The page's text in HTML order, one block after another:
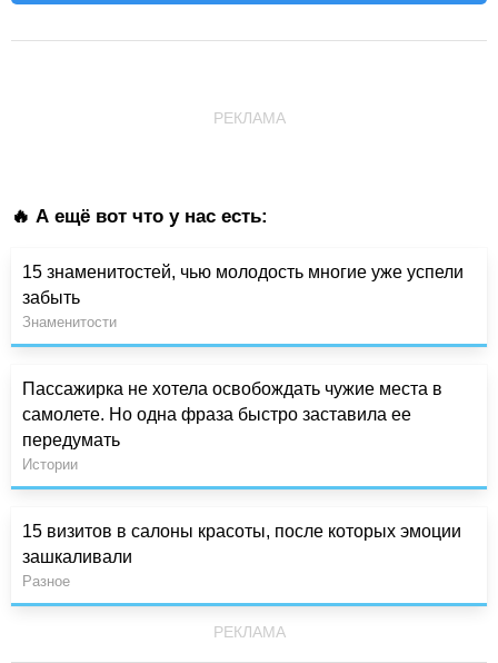
РЕКЛАМА
🔥 А ещё вот что у нас есть:
15 знаменитостей, чью молодость многие уже успели
забыть
Знаменитости
Пассажирка не хотела освобождать чужие места в
самолете. Но одна фраза быстро заставила ее
передумать
Истории
15 визитов в салоны красоты, после которых эмоции
зашкаливали
Разное
РЕКЛАМА